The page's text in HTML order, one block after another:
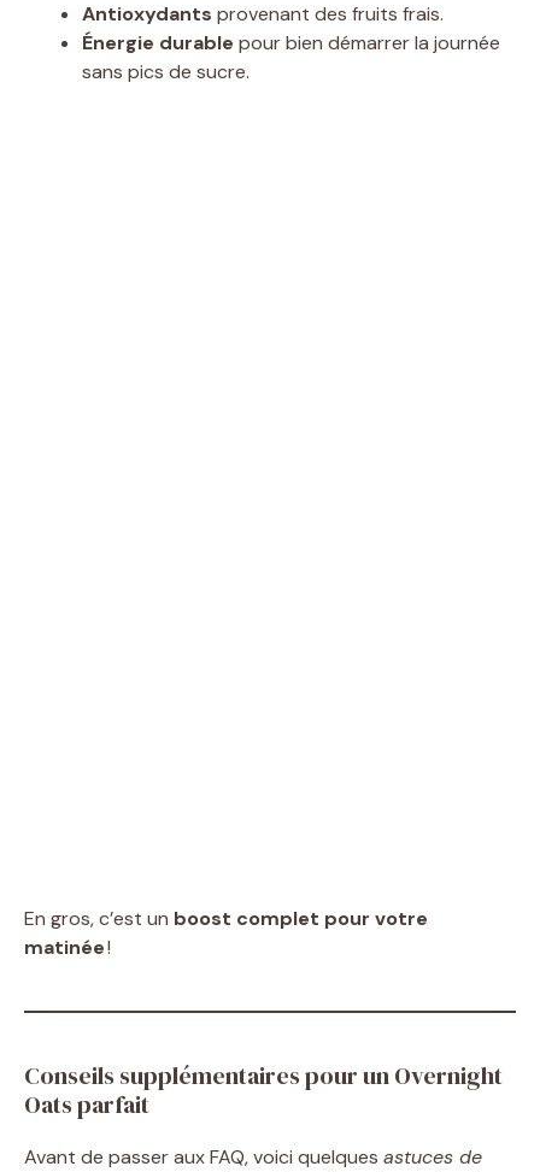
Antioxydants provenant des fruits frais.
Énergie durable pour bien démarrer la journée
sans pics de sucre.
En gros, c’est un boost complet pour votre
matinée!
Conseils supplémentaires pour un Overnight
Oats parfait
Avant de passer aux FAQ, voici quelques astuces de